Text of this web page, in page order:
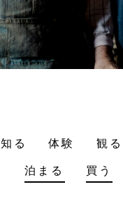
知る 体験 観る
泊まる 買う